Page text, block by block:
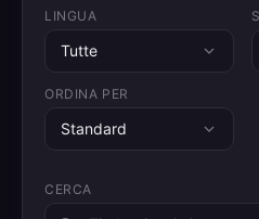
LINGUA
Tutte
ORDINA PER
Standard
CERCA